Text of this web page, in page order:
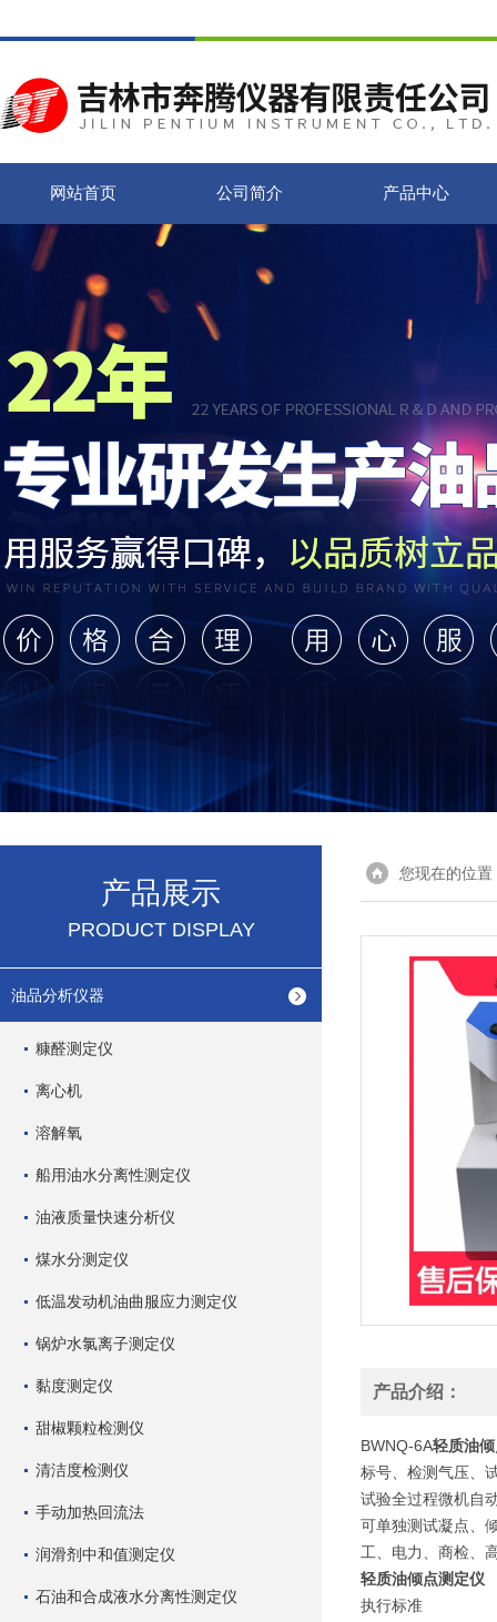
网站首页 公司简介 产品中心
产品展示
PRODUCT DISPLAY
油品分析仪器
糠醛测定仪
离心机
溶解氧
船用油水分离性测定仪
油液质量快速分析仪
煤水分测定仪
低温发动机油曲服应力测定仪
锅炉水氯离子测定仪
黏度测定仪
甜椒颗粒检测仪
清洁度检测仪
手动加热回流法
润滑剂中和值测定仪
石油和合成液水分离性测定仪
您现在的位置
产品介绍：
BWNQ-6A轻质油
标号、检测气压、
试验全过程微机自
可单独测试凝点、
工、电力、商检、
轻质油倾点测定仪
执行标准